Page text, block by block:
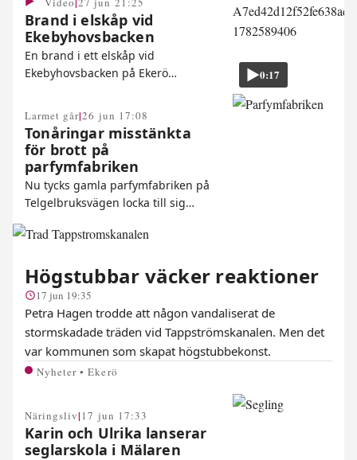
Brand i elskåp vid
Ekebyhovsbacken
En brand i ett elskåp vid
Ekebyhovsbacken på Ekerö…
0:17
Larmet går|26 jun 17:08
Tonåringar misstänkta
för brott på
parfymfabriken
Nu tycks gamla parfymfabriken på
Telgelbruksvägen locka till sig…
Högstubbar väcker reaktioner
17 jun 19:35
Petra Hagen trodde att någon vandaliserat de
stormskadade träden vid Tappströmskanalen. Men det
var kommunen som skapat högstubbekonst.
Nyheter • Ekerö
Näringsliv| 17 jun 17:33
Karin och Ulrika lanserar
seglarskola i Mälaren